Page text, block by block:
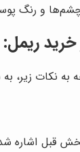
و رنگ
ریمل:
به نکات زیر،
قبل اشاره